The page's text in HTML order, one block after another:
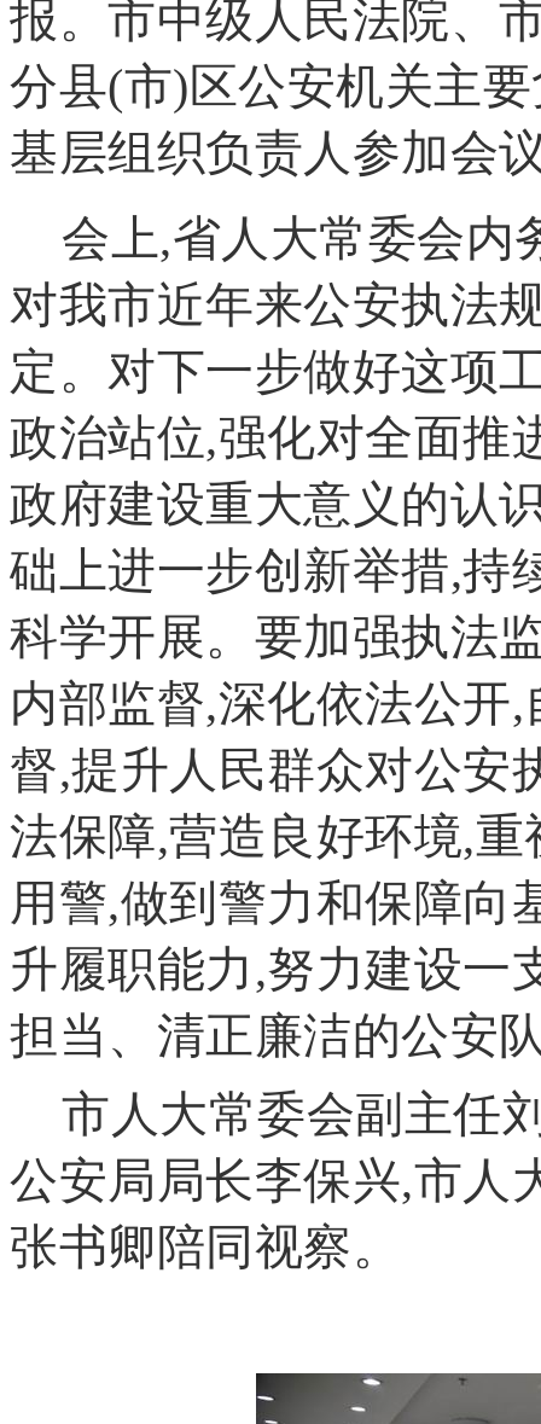
报。市中级人民法院、
分县(市)区公安机关主
基层组织负责人参加会
会上,省人大常委会内
对我市近年来公安执法
定。对下一步做好这项
政治站位,强化对全面推
政府建设重大意义的认
础上进一步创新举措,持
科学开展。要加强执法
内部监督,深化依法公开
督,提升人民群众对公安
法保障,营造良好环境,
用警,做到警力和保障向
升履职能力,努力建设一
担当、清正廉洁的公安
市人大常委会副主任
公安局局长李保兴,市人
张书卿陪同视察。